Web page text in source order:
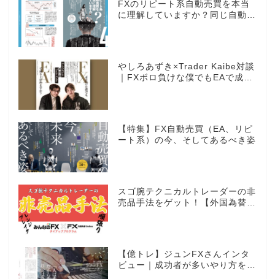
FXのリピート系自動売買を本当
に理解していますか？同じ自動売
やしろあずき×Trader Kaibe対談
｜FXボロ負けな僕でもEAで成り
【特集】FX自動売買（EA、リピ
ート系）の今、そしてあるべき姿
スゴ腕テクニカルトレーダーの非
売品手法をゲット！【外国為替×
【億トレ】ジュンFXさんインタ
ビュー｜成功者が多いやり方を選